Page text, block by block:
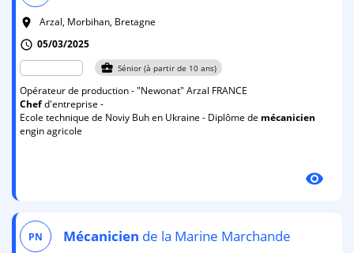
room
Arzal, Morbihan, Bretagne
schedule 05/03/2025
business_center Sénior (à partir de 10 ans)
Opérateur de production - "Newonat" Arzal FRANCE
Chefd'entreprise -
Ecole technique de Noviy Buh en Ukraine - Diplôme de mécanicien
engin agricole
visibility
PN Mécanicien de la Marine Marchande